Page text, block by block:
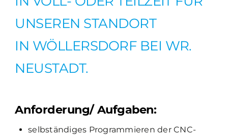
UNSEREN STANDORT
IN WÖLLERSDORF BEI WR.
NEUSTADT.
Anforderung/ Aufgaben:
selbständiges Programmieren der CNC-